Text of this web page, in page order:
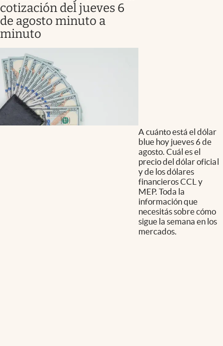
cotización del jueves 6
de agosto minuto a
minuto
A cuánto está el dólar
blue hoy jueves 6 de
agosto. Cuál es el
precio del dólar oficial
y de los dólares
financieros CCL y
MEP. Toda la
información que
necesitás sobre cómo
sigue la semana en los
mercados.